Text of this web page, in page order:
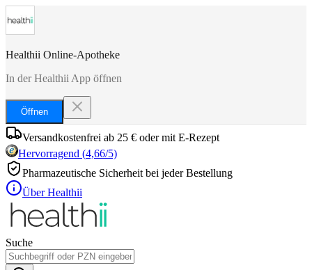
Healthii Online-Apotheke
In der Healthii App öffnen
Öffnen
Versandkostenfrei ab 25 € oder mit E-Rezept
Hervorragend (4,66/5)
Pharmazeutische Sicherheit bei jeder Bestellung
Über Healthii
Suche